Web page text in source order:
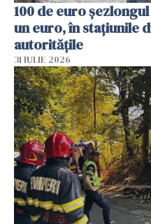
100 de euro
un euro, în stațiunile
autoritățile
31 IULIE 2026